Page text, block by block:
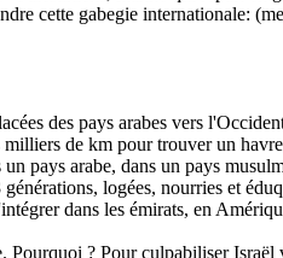
cette gabegie internationale:
des pays arabes vers
de km pour trouver un
pays arabe, dans un pays
logées, nourries et
dans les émirats, en
? Pour culpabiliser